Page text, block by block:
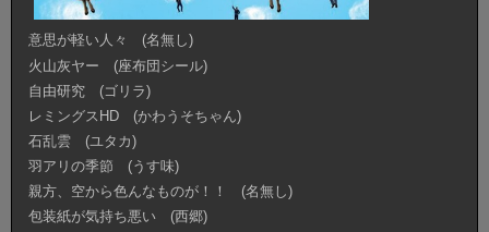
意思が軽い人々 (名無し)
火山灰ヤー (座布団シール)
自由研究 (ゴリラ)
レミングスHD (かわうそちゃん)
石乱雲 (ユタカ)
羽アリの季節 (うす味)
親方、空から色んなものが！！ (名無し)
包装紙が気持ち悪い (西郷)